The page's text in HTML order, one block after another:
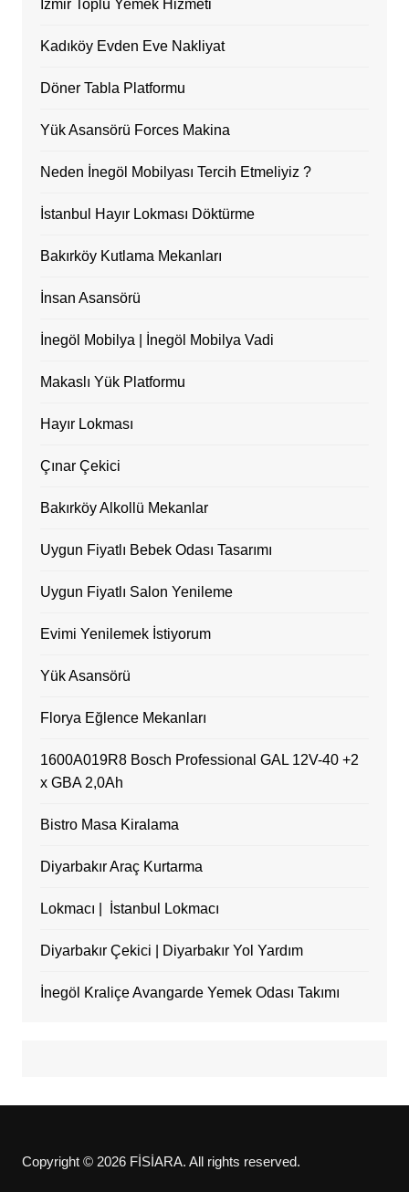
İzmir Toplu Yemek Hizmeti
Kadıköy Evden Eve Nakliyat
Döner Tabla Platformu
Yük Asansörü Forces Makina
Neden İnegöl Mobilyası Tercih Etmeliyiz ?
İstanbul Hayır Lokması Döktürme
Bakırköy Kutlama Mekanları
İnsan Asansörü
İnegöl Mobilya | İnegöl Mobilya Vadi
Makaslı Yük Platformu
Hayır Lokması
Çınar Çekici
Bakırköy Alkollü Mekanlar
Uygun Fiyatlı Bebek Odası Tasarımı
Uygun Fiyatlı Salon Yenileme
Evimi Yenilemek İstiyorum
Yük Asansörü
Florya Eğlence Mekanları
1600A019R8 Bosch Professional GAL 12V-40 +2
x GBA 2,0Ah
Bistro Masa Kiralama
Diyarbakır Araç Kurtarma
Lokmacı | İstanbul Lokmacı
Diyarbakır Çekici | Diyarbakır Yol Yardım
İnegöl Kraliçe Avangarde Yemek Odası Takımı
Copyright © 2026 FİSİARA. All rights reserved.